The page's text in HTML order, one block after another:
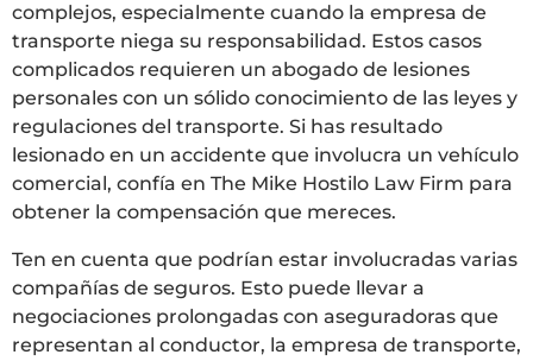
complejos, especialmente cuando la empresa de
transporte niega su responsabilidad. Estos casos
complicados requieren un abogado de lesiones
personales con un sólido conocimiento de las leyes y
regulaciones del transporte. Si has resultado
lesionado en un accidente que involucra un vehículo
comercial, confía en The Mike Hostilo Law Firm para
obtener la compensación que mereces.
Ten en cuenta que podrían estar involucradas varias
compañías de seguros. Esto puede llevar a
negociaciones prolongadas con aseguradoras que
representan al conductor, la empresa de transporte,